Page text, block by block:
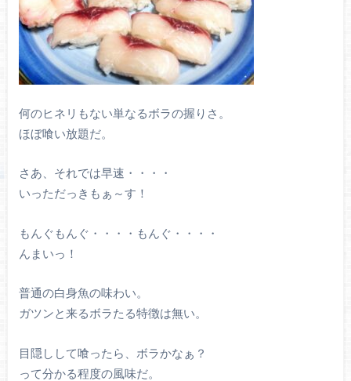
何のヒネリもない単なるボラの握りさ。
ほぼ喰い放題だ。
さあ、それでは早速・・・・
いっただっきもぁ～す！
もんぐもんぐ・・・・もんぐ・・・・
んまいっ！
普通の白身魚の味わい。
ガツンと来るボラたる特徴は無い。
目隠しして喰ったら、ボラかなぁ？
って分かる程度の風味だ。